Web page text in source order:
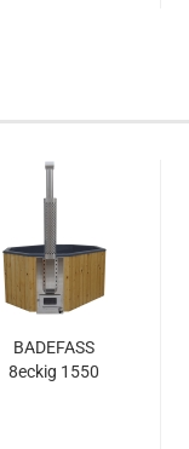
BADEFASS
8eckig 1550